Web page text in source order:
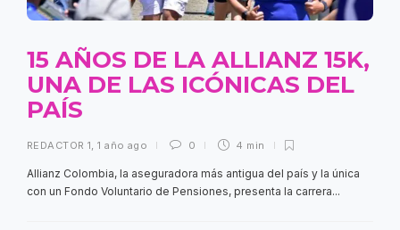
15 AÑOS DE LA ALLIANZ 15K,
UNA DE LAS ICÓNICAS DEL
PAÍS
REDACTOR 1,1 año ago 0 4 min
Allianz Colombia, la aseguradora más antigua del país y la única
con un Fondo Voluntario de Pensiones, presenta la carrera...